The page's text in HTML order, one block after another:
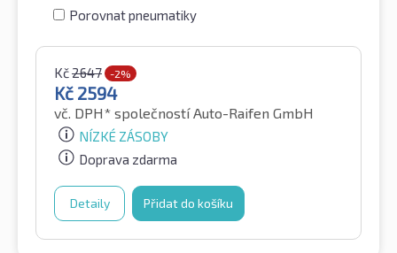
Porovnat pneumatiky
Kč2647 -2%
Kč 2594
vč. DPH* společností Auto-Raifen GmbH
NÍZKÉ ZÁSOBY
Doprava zdarma
Detaily Přidat do košíku